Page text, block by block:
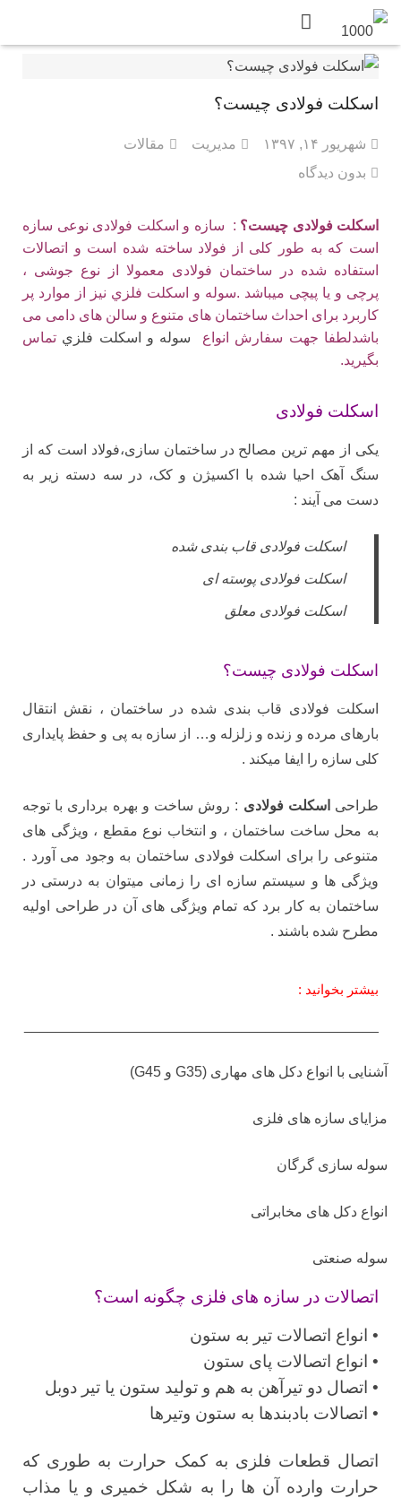
اسکلت فولادی چیست؟
شهریور ۱۴, ۱۳۹۷ مدیریت
مقالات
بدون دیدگاه
اسکلت فولادی چیست؟ : سازه و اسکلت فولادی نوعی سازه
است که به طور کلی از فولاد ساخته شده است و اتصالات
استفاده شده در ساختمان فولادی معمولا از نوع جوشی ،
پرچی و یا پیچی میباشد .سوله و اسكلت فلزي نیز از موارد پر
کاربرد برای احداث ساختمان های متنوع و سالن های دامی می
باشدلطفا جهت سفارش انواع
سوله و اسكلت فلزي تماس
بگیرید.
اسکلت فولادی
یکی از مهم ترین مصالح در ساختمان سازی،فولاد است که از
سنگ آهک احیا شده با اکسیژن و کک، در سه دسته زیر به
دست می آیند :
اسکلت فولادی قاب بندی شده
اسکلت فولادی پوسته ای
اسکلت فولادی معلق
اسکلت فولادی چیست؟
اسکلت فولادی قاب بندی شده در ساختمان ، نقش انتقال
بارهای مرده و زنده و زلزله و… از سازه به پی و حفظ پایداری
کلی سازه را ایفا میکند .
طراحی اسکلت فولادی : روش ساخت و بهره برداری با توجه
به محل ساخت ساختمان ، و انتخاب نوع مقطع ، ویژگی های
متنوعی را برای اسکلت فولادی ساختمان به وجود می آورد .
ویژگی ها و سیستم سازه ای را زمانی میتوان به درستی در
ساختمان به کار برد که تمام ویژگی های آن در طراحی اولیه
مطرح شده باشند .
بیشتر بخوانید :
آشنایی با انواع دکل های مهاری (G35 و G45)
مزایای سازه های فلزی
سوله سازی گرگان
انواع دکل های مخابراتی
سوله صنعتی
اتصالات در سازه های فلزی چگونه است؟
• انواع اتصالات تیر به ستون
• انواع اتصالات پای ستون
• اتصال دو تیرآهن به هم و تولید ستون یا تیر دوبل
• اتصالات بادبندها به ستون وتیرها
اتصال قطعات فلزی به کمک حرارت به طوری که
حرارت وارده آن ها را به شکل خمیری و یا مذاب